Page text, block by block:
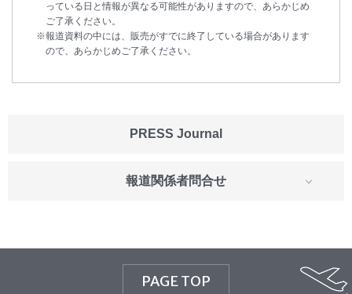
っている日と情報が異なる可能性がありますので、あらかじめ
ご了承ください。
報道資料の中には、販売がすでに終了している場合があります
ので、あらかじめご了承ください。
PRESS Journal
報道関係者問合せ
PAGE TOP